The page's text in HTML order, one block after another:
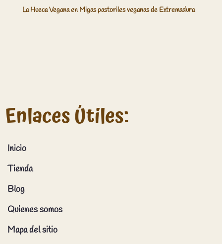
La Hueca Veganaen Migas pastoriles veganas de Extremadura
Enlaces Útiles:
Inicio
Tienda
Blog
Quienes somos
Mapa del sitio